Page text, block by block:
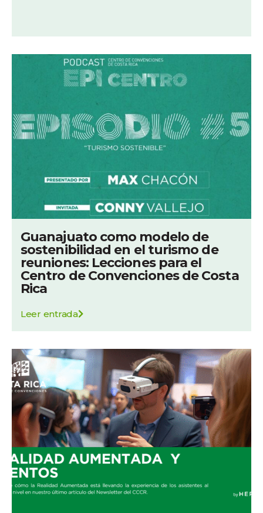
Guanajuato como modelo de
sostenibilidad en el turismo de
reuniones: Lecciones para el
Centro de Convenciones de Costa
Rica
Leer entrada